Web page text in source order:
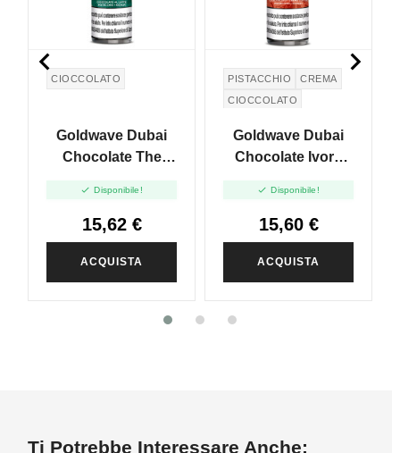
CIOCCOLATO
Goldwave Dubai
Chocolate The
In 60ml
 Disponibile!
15,62 €
ACQUISTA
PISTACCHIO
CREMA
CIOCCOLATO
Goldwave Dubai
Chocolate Ivory
60ml
 Disponibile!
15,60 €
ACQUISTA
 
Ti Potrebbe Interessare Anche: